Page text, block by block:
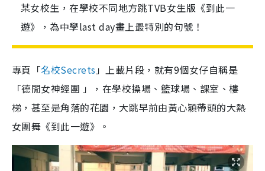
某女校生，在學校不同地方跳TVB女生版《到此一
遊》，為中學last day畫上最特別的句號！
專頁「名校Secrets」上載片段，就有9個女仔自稱是
「德閒女神經團 」，在學校操場、籃球場、課室、樓
梯，甚至是角落的花園，大跳早前由黃心穎帶頭的大熱
女團舞《到此一遊》。